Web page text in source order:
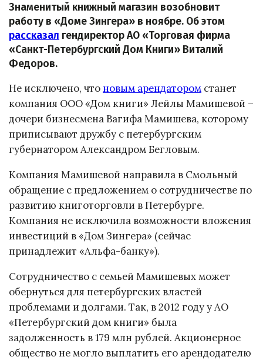
Знаменитый книжный магазин возобновит
работу в «Доме Зингера» в ноябре. Об этом
рассказал гендиректор АО «Торговая фирма
«Санкт-Петербургский Дом Книги» Виталий
Федоров.
Не исключено, что новым арендатором станет
компания ООО «Дом книги» Лейлы Мамишевой –
дочери бизнесмена Вагифа Мамишева, которому
приписывают дружбу с петербургским
губернатором Александром Бегловым.
Компания Мамишевой направила в Смольный
обращение с предложением о сотрудничестве по
развитию книготорговли в Петербурге.
Компания не исключила возможности вложения
инвестиций в «Дом Зингера» (сейчас
принадлежит «Альфа-банку»).
Сотрудничество с семьей Мамишевых может
обернуться для петербургских властей
проблемами и долгами. Так, в 2012 году у АО
«Петербургский дом книги» была
задолженность в 179 млн рублей. Акционерное
общество не могло выплатить его арендодателю